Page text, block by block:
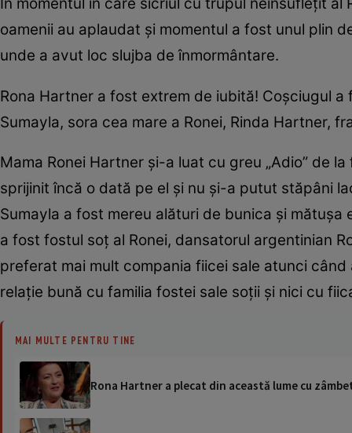
oamenii au aplaudat și momentul a fost unul plin
unde a avut loc slujba de înmormântare.
Rona Hartner a fost extrem de iubită! Coșciugul
Sumayla, sora cea mare a Ronei, Rinda Hartner,
Mama Ronei Hartner și-a luat cu greu „Adio” de
sprijinit încă o dată pe el și nu și-a putut stăpâni
Sumayla a fost mereu alături de bunica și
a fost fostul soț al Ronei, dansatorul argentinian
preferat mai mult compania fiicei sale atunci
relație bună cu familia fostei sale soții și nici cu
MAI MULTE PENTRU TINE
Rona Hartner a plecat din această lume cu